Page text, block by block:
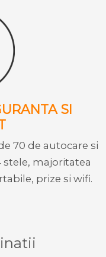
SI
70 de autocare si
stele, majoritatea
prize si wifi.